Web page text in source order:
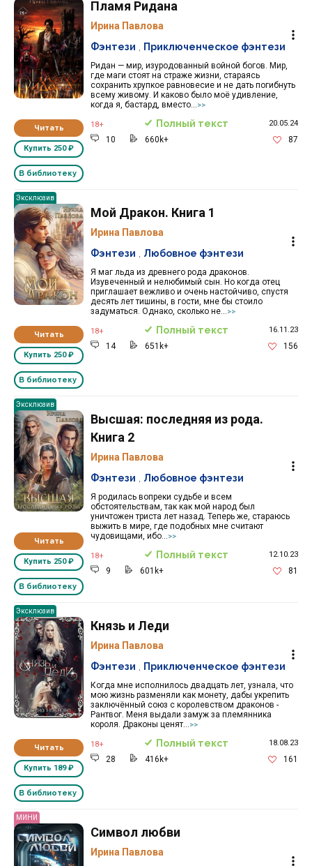
Читать
Купить 250 ₽
В библиотеку
Пламя Ридана
Ирина Павлова
Ридан — мир, изуродованный войной богов. Мир,
где маги стоят на страже жизни, стараясь
сохранить хрупкое равновесие и не дать погибнуть
всему живому. И каково было моё удивление,
когда я, бастард, вместо...
>>
Фэнтези Приключенческое фэнтези
18+ Полный текст 20.05.24
10 660k+ 87
Эксклюзив
Читать
Купить 250 ₽
В библиотеку
Мой Дракон. Книга 1
Ирина Павлова
Я маг льда из древнего рода драконов.
Изувеченный и нелюбимый сын. Но когда отец
приглашает вежливо и очень настойчиво, спустя
десять лет тишины, в гости, мне бы стоило
задуматься. Однако, сколько не...
>>
Фэнтези Любовное фэнтези
18+ Полный текст 16.11.23
14 651k+ 156
Эксклюзив
Читать
Купить 250 ₽
В библиотеку
Высшая: последняя из рода.
Книга 2
Ирина Павлова
Я родилась вопреки судьбе и всем
обстоятельствам, так как мой народ был
уничтожен триста лет назад. Теперь же, стараюсь
выжить в мире, где подобных мне считают
чудовищами, ибо...
>>
Фэнтези Любовное фэнтези
18+ Полный текст 12.10.23
9 601k+ 81
Эксклюзив
Читать
Купить 189 ₽
В библиотеку
Князь и Леди
Ирина Павлова
Когда мне исполнилось двадцать лет, узнала, что
мою жизнь разменяли как монету, дабы укрепить
заключённый союз с королевством драконов -
Рантвог. Меня выдали замуж за племянника
короля. Драконы ценят...
>>
Фэнтези Приключенческое фэнтези
18+ Полный текст 18.08.23
28 416k+ 161
МИНИ
Символ любви
Ирина Павлова